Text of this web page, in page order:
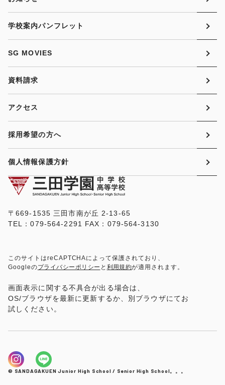
〒669-1535 三田市南が丘 2-13-65
TEL：079-564-2291 FAX：079-564-3130
このサイトはreCAPTCHAによって保護されており、
Googleのプライバシーポリシー と 利用規約が適用されます。
画面表示に関する不具合が出る場合は、
OS/ブラウザを最新に更新するか、別ブラウザにてお
試しください。
学校案内パンフレット
SG MOVIES
資料請求
アクセス
採用希望の方へ
個人情報保護方針
© SANDAGAKUEN Junior High School / Senior High School。。。